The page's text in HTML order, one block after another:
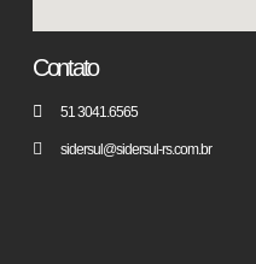
Contato
51 3041.6565
sidersul@sidersul-rs.com.br